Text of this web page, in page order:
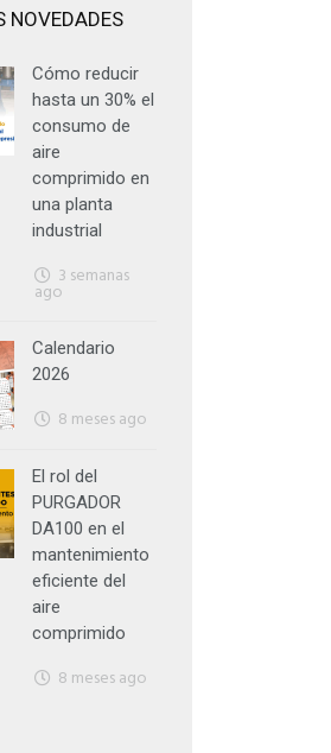
NOVEDADES
Cómo reducir
hasta un 30% el
consumo de
aire
comprimido en
una planta
industrial
3 semanas
ago
Calendario
2026
8 meses ago
El rol del
PURGADOR
DA100 en el
mantenimiento
eficiente del
aire
comprimido
8 meses ago